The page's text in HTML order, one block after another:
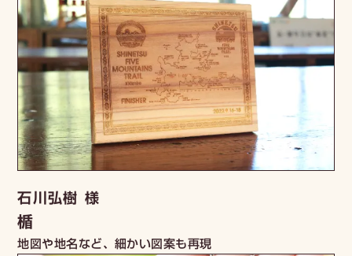
石川弘樹 様
楯
地図や地名など、細かい図案も再現